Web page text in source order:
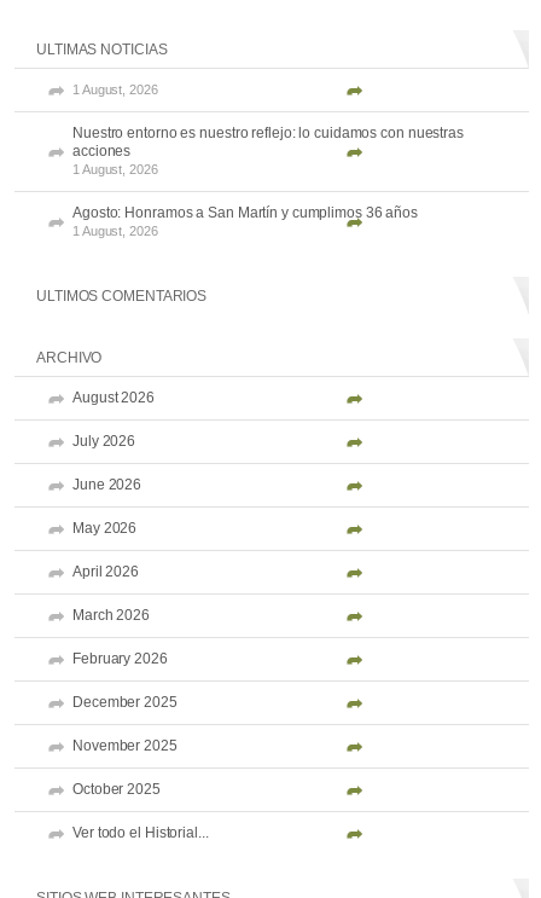
ULTIMAS NOTICIAS
1 August, 2026
Nuestro entorno es nuestro reflejo: lo cuidamos con nuestras
acciones
1 August, 2026
Agosto: Honramos a San Martín y cumplimos 36 años
1 August, 2026
ULTIMOS COMENTARIOS
ARCHIVO
August 2026
July 2026
June 2026
May 2026
April 2026
March 2026
February 2026
December 2025
November 2025
October 2025
Ver todo el Historial...